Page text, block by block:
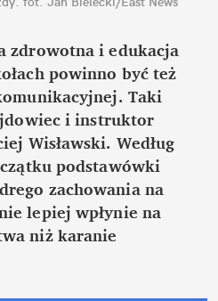
zdrowotna i edukacja
powinno być też
Taki
i instruktor
Wisławski. Według
podstawówki
zachowania na
lepiej wpłynie na
niż karanie